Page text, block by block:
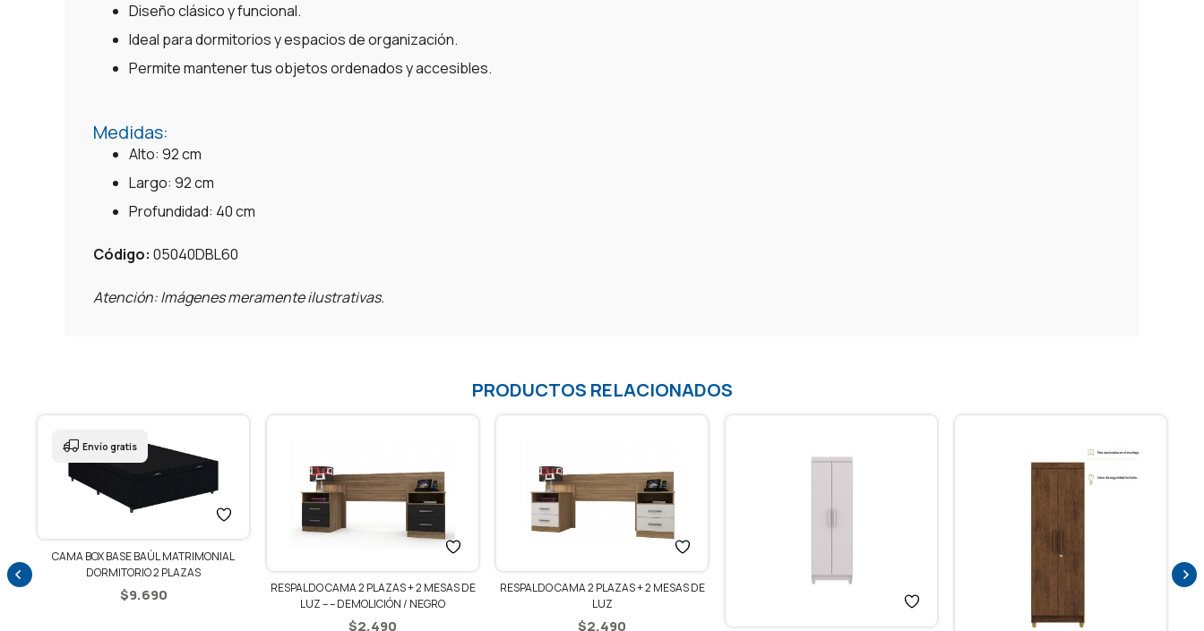
Diseño clásico y funcional.
Ideal para dormitorios y espacios de organización.
Permite mantener tus objetos ordenados y accesibles.
Medidas:
Alto: 92 cm
Largo: 92 cm
Profundidad: 40 cm
Código: 05040DBL60
Atención: Imágenes meramente ilustrativas.
PRODUCTOS RELACIONADOS
CAMA BOX BASE BAÚL MATRIMONIAL
DORMITORIO 2 PLAZAS
$9.690
Envío gratis
RESPALDO CAMA 2 PLAZAS + 2 MESAS DE
LUZ – – DEMOLICIÓN / NEGRO
$2.490
RESPALDO CAMA 2 PLAZAS + 2 MESAS DE
LUZ
$2.490